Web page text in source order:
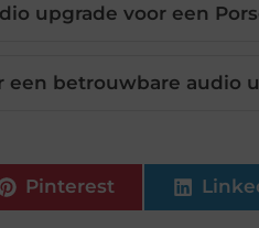
upgrade voor een
een betrouwbare audio
Pinterest